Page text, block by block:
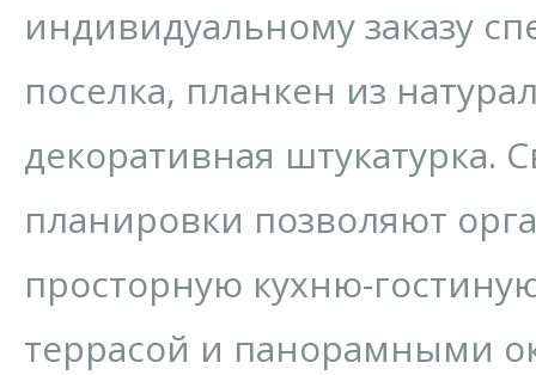
индивидуальному заказу
поселка, планкен из
декоративная штукатурка.
планировки позволяют
просторную кухню-
террасой и панорамными